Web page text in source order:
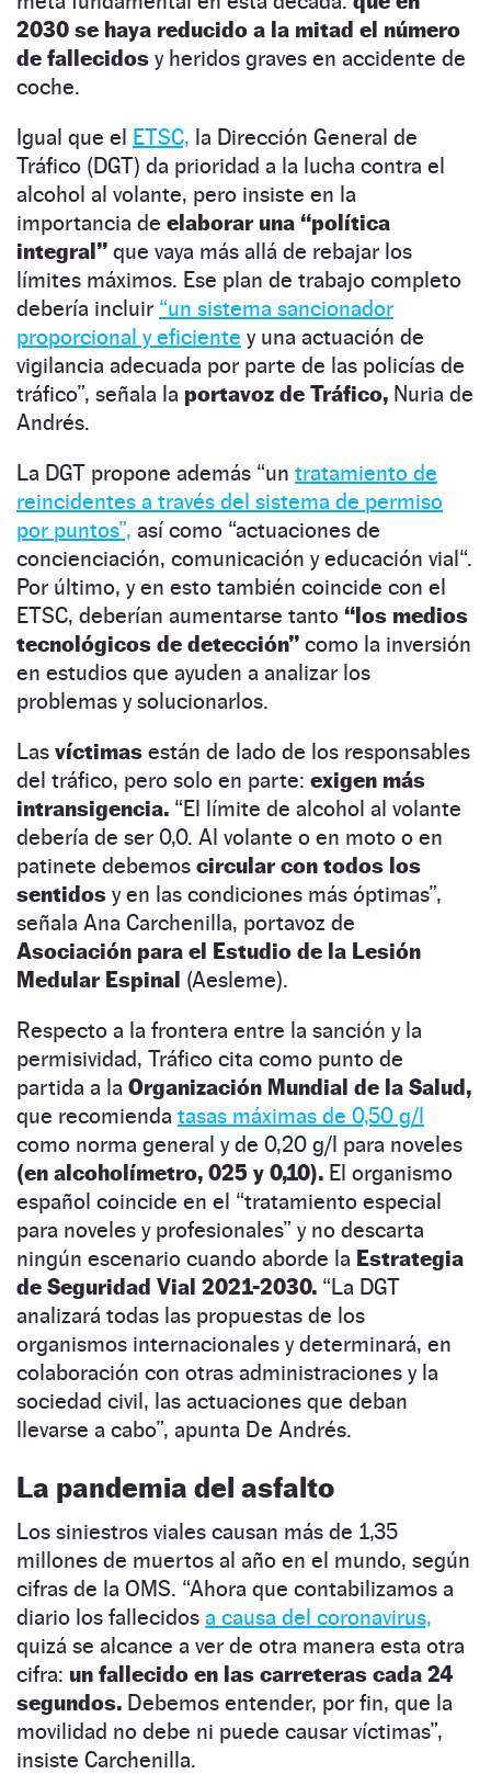
2030 se haya reducido a la mitad el número
de fallecidos y heridos graves en accidente de
coche.
Igual que el ETSC, la Dirección General de
Tráfico (DGT) da prioridad a la lucha contra el
alcohol al volante, pero insiste en la
importancia de elaborar una “política
integral” que vaya más allá de rebajar los
límites máximos. Ese plan de trabajo completo
debería incluir “un sistema sancionador
proporcional y eficiente y una actuación de
vigilancia adecuada por parte de las policías de
tráfico”, señala la portavoz de Tráfico, Nuria de
Andrés.
La DGT propone además “un tratamiento de
reincidentes a través del sistema de permiso
por puntos”, así como “actuaciones de
concienciación, comunicación y educación vial“.
Por último, y en esto también coincide con el
ETSC, deberían aumentarse tanto “los medios
tecnológicos de detección” como la inversión
en estudios que ayuden a analizar los
problemas y solucionarlos.
Las víctimas están de lado de los responsables
del tráfico, pero solo en parte: exigen más
intransigencia. “El límite de alcohol al volante
debería de ser 0,0. Al volante o en moto o en
patinete debemos circular con todos los
sentidos y en las condiciones más óptimas”,
señala Ana Carchenilla, portavoz de
Asociación para el Estudio de la Lesión
Medular Espinal (Aesleme).
Respecto a la frontera entre la sanción y la
permisividad, Tráfico cita como punto de
partida a la Organización Mundial de la Salud,
que recomienda tasas máximas de 0,50 g/l
como norma general y de 0,20 g/l para noveles
(en alcoholímetro, 025 y 0,10). El organismo
español coincide en el “tratamiento especial
para noveles y profesionales” y no descarta
ningún escenario cuando aborde la Estrategia
de Seguridad Vial 2021-2030. “La DGT
analizará todas las propuestas de los
organismos internacionales y determinará, en
colaboración con otras administraciones y la
sociedad civil, las actuaciones que deban
llevarse a cabo”, apunta De Andrés.
La pandemia del asfalto
Los siniestros viales causan más de 1,35
millones de muertos al año en el mundo, según
cifras de la OMS. “Ahora que contabilizamos a
diario los fallecidos a causa del coronavirus,
quizá se alcance a ver de otra manera esta otra
cifra: un fallecido en las carreteras cada 24
segundos. Debemos entender, por fin, que la
movilidad no debe ni puede causar víctimas”,
insiste Carchenilla.